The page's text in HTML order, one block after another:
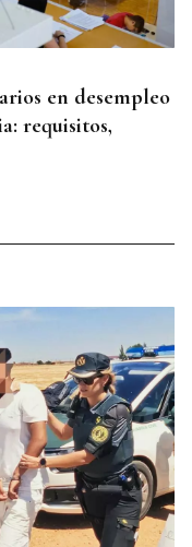
en desempleo
requisitos,
por un hombre